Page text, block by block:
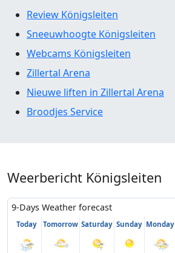
Review Königsleiten
Sneeuwhoogte Königsleiten
Webcams Königsleiten
Zillertal Arena
Nieuwe liften in Zillertal Arena
Broodjes Service
Weerbericht Königsleiten
9-Days Weather forecast
Today Tomorrow Saturday Sunday Monday